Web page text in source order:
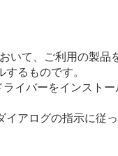
いて、ご利用の製
るものです。
イバーをインスト
イアログの指示に従